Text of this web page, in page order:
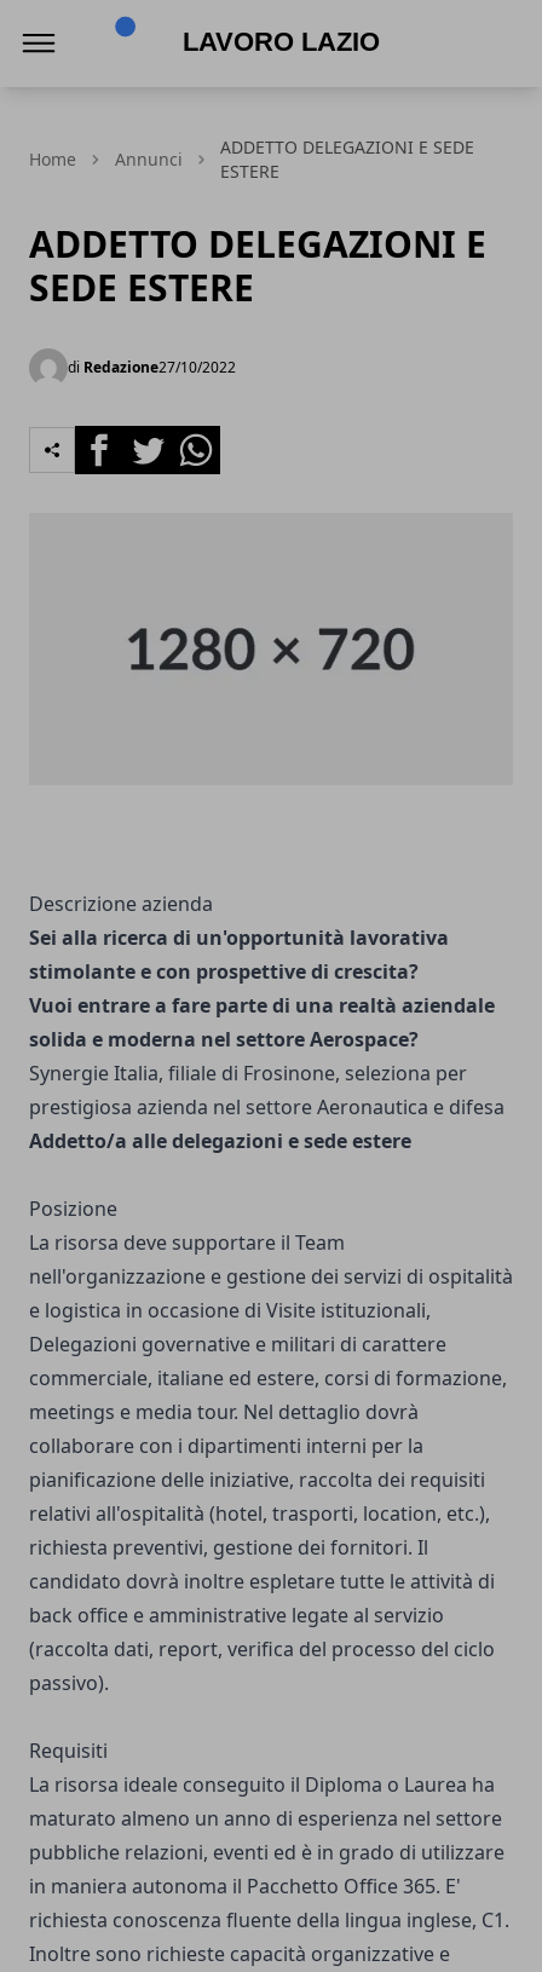
Home Annunci
ADDETTO DELEGAZIONI E SEDE
ESTERE
ADDETTO DELEGAZIONI E
SEDE ESTERE
di Redazione27/10/2022
FacebookTwitterWhatsapp
Descrizione azienda
Sei alla ricerca di un'opportunità lavorativa
stimolante e con prospettive di crescita?
Vuoi entrare a fare parte di una realtà aziendale
solida e moderna nel settore Aerospace?
Synergie Italia, filiale di Frosinone, seleziona per
prestigiosa azienda nel settore Aeronautica e difesa
Addetto/a alle delegazioni e sede estere
Posizione
La risorsa deve supportare il Team
nell'organizzazione e gestione dei servizi di ospitalità
e logistica in occasione di Visite istituzionali,
Delegazioni governative e militari di carattere
commerciale, italiane ed estere, corsi di formazione,
meetings e media tour. Nel dettaglio dovrà
collaborare con i dipartimenti interni per la
pianificazione delle iniziative, raccolta dei requisiti
relativi all'ospitalità (hotel, trasporti, location, etc.),
richiesta preventivi, gestione dei fornitori. Il
candidato dovrà inoltre espletare tutte le attività di
back office e amministrative legate al servizio
(raccolta dati, report, verifica del processo del ciclo
passivo).
Requisiti
La risorsa ideale conseguito il Diploma o Laurea ha
maturato almeno un anno di esperienza nel settore
pubbliche relazioni, eventi ed è in grado di utilizzare
in maniera autonoma il Pacchetto Office 365. E'
richiesta conoscenza fluente della lingua inglese, C1.
Inoltre sono richieste capacità organizzative e